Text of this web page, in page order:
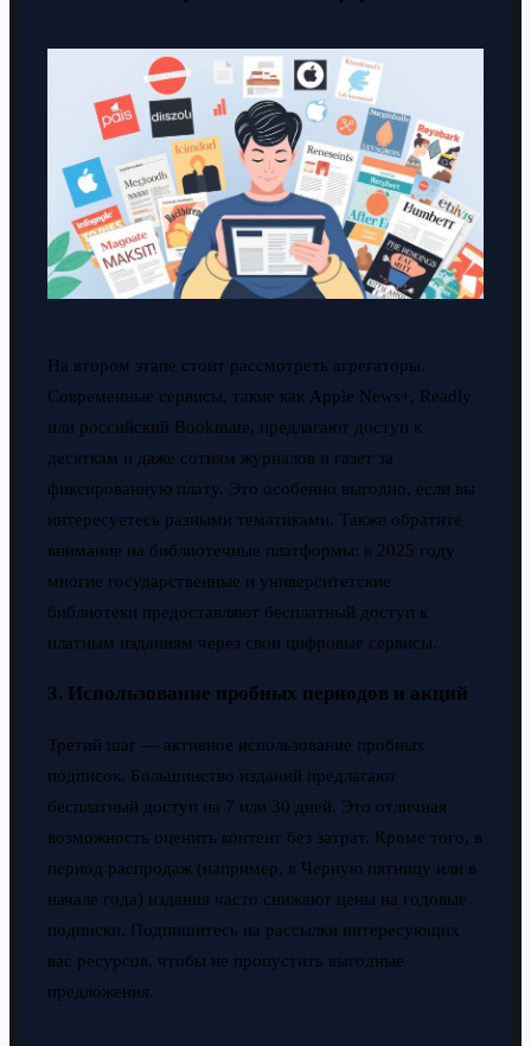
На втором этапе стоит рассмотреть агрегаторы.
Современные сервисы, такие как Apple News+, Readly
или российский Bookmate, предлагают доступ к
десяткам и даже сотням журналов и газет за
фиксированную плату. Это особенно выгодно, если вы
интересуетесь разными тематиками. Также обратите
внимание на библиотечные платформы: в 2025 году
многие государственные и университетские
библиотеки предоставляют бесплатный доступ к
платным изданиям через свои цифровые сервисы.
3. Использование пробных периодов и акций
Третий шаг — активное использование пробных
подписок. Большинство изданий предлагают
бесплатный доступ на 7 или 30 дней. Это отличная
возможность оценить контент без затрат. Кроме того, в
период распродаж (например, в Черную пятницу или в
начале года) издания часто снижают цены на годовые
подписки. Подпишитесь на рассылки интересующих
вас ресурсов, чтобы не пропустить выгодные
предложения.